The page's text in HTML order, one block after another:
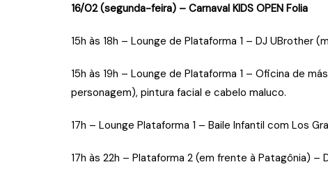
16/02(segunda-feira) – Carnaval KIDS OPEN Folia
15h às 18h – Lounge de Plataforma 1 – DJ UBrother
15h às 19h – Lounge de Plataforma 1 – Oficina de
personagem), pintura facial e cabelo maluco.
17h – Lounge Plataforma 1 – Baile Infantil com Los
17h às 22h – Plataforma 2 (em frente à Patagônia) –